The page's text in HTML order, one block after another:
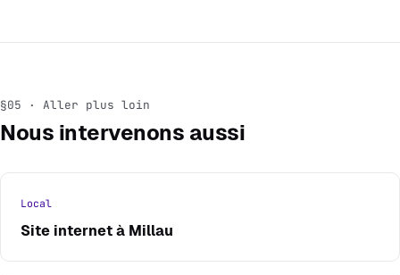
§05 · Aller plus loin
Nous intervenons aussi
Local
Site internet à Millau